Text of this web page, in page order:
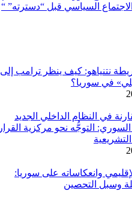
السياسي قبل “دسترته” “
نتنياهو: كيف ينظر ترامب إلى
في سوريا؟
في النظام الداخلي الجديد
التوجُّه نحو مركزية القرار
وانعكاساته على سوريا:
وسبل التحصين